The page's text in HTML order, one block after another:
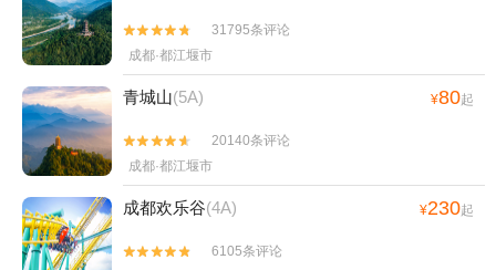


31795条评论
成都·都江堰市
青城山(5A) ¥80起


20140条评论
成都·都江堰市
成都欢乐谷(4A) ¥230起


6105条评论